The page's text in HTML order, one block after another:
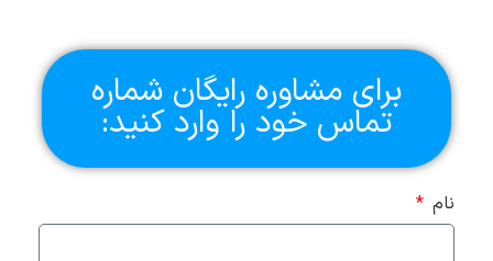
برای مشاوره رایگان شماره
تماس خود را وارد کنید:
نام